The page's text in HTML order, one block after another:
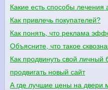
Какие есть способы лечения
Как привлечь покупателей?
Как понять, что реклама
Объясните, что такое
Как продвинуть свой личный
продвигать новый сайт
А где лучшие цены на двери